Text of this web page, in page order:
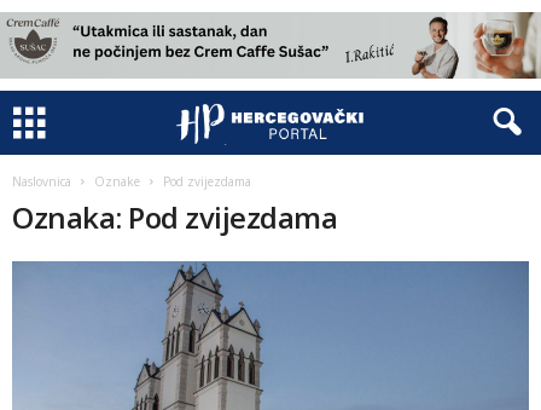
Naslovnica Oznake Pod zvijezdama
Oznaka: Pod zvijezdama